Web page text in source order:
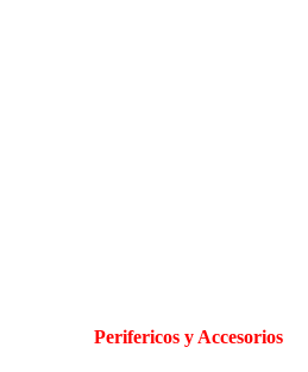
Perifericos y Accesorios